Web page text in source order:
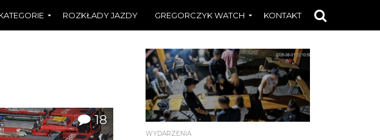
ROZKŁADY JAZDY GREGORCZYK WATCH KONTAKT
18
WYDARZENIA